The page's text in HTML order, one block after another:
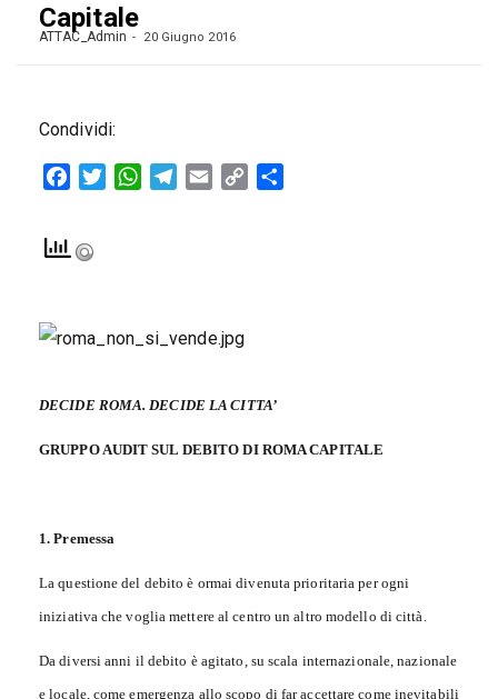
Capitale
ATTAC_Admin 20 Giugno 2016
Condividi:
FacebookTwitterWhatsAppTelegram
Email
Copy
DECIDE ROMA. DECIDE LA CITTA’
GRUPPO AUDIT SUL DEBITO DI ROMA CAPITALE
1. Premessa
La questione del debito è ormai divenuta prioritaria per ogni
iniziativa che voglia mettere al centro un altro modello di città.
Da diversi anni il debito è agitato, su scala internazionale, nazionale
e locale, come emergenza allo scopo di far accettare come inevitabili